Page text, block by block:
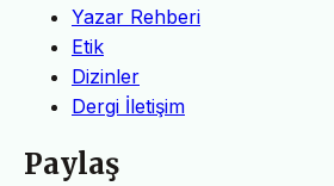
Yazar Rehberi
Etik
Dizinler
Dergi İletişim
Paylaş